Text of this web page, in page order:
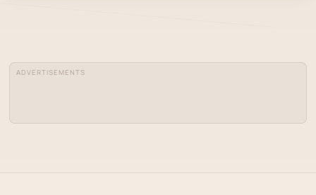
ADVERTISEMENTS